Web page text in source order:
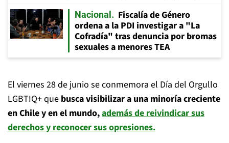
Nacional
Fiscalía de Género
ordena a la PDI investigar a "La
Cofradía" tras denuncia por bromas
sexuales a menores TEA
El viernes 28 de junio se conmemora el Día del Orgullo
LGBTIQ+ que busca visibilizar a una minoría creciente
en Chile y en el mundo,además de reivindicar sus
derechos y reconocer sus opresiones.